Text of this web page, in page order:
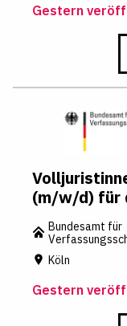
Gestern
(m/w/d) für
Bundesamt für
Köln
Gestern